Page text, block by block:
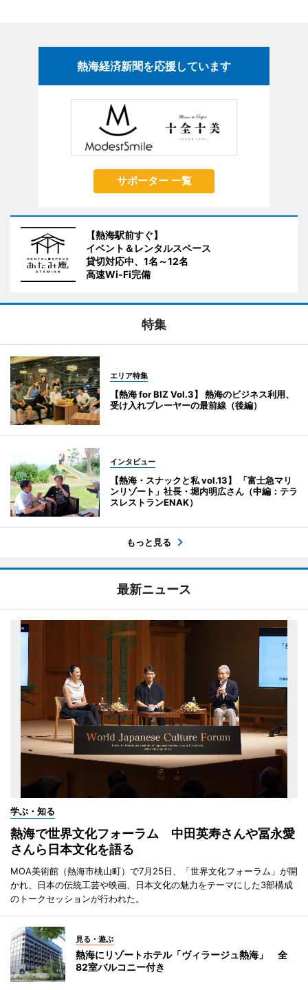
熱海経済新聞を応援しています
サポーター 一覧
【熱海駅前すぐ】
イベント＆レンタルスペース
貸切対応中、1名～12名
高速Wi-Fi完備
特集
エリア特集
【熱海 for BIZ Vol.3】 熱海のビジネス利用、
受け入れプレーヤーの最前線（後編）
インタビュー
【熱海・スナックと私 vol.13】 「富士急マリ
ンリゾート」社長・堀内明広さん（中編：テラ
スレストランENAK）
もっと見る
最新ニュース
学ぶ・知る
熱海で世界文化フォーラム 中田英寿さんや冨永愛
さんら日本文化を語る
MOA美術館（熱海市桃山町）で7月25日、「世界文化フォーラム」が開
かれ、日本の伝統工芸や映画、日本文化の魅力をテーマにした3部構成
のトークセッションが行われた。
見る・遊ぶ
熱海にリゾートホテル「ヴィラージュ熱海」 全
82室バルコニー付き